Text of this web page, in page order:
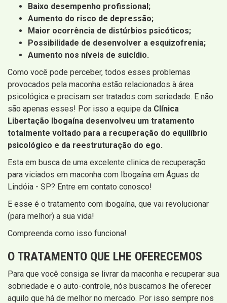
Baixo desempenho profissional;
Aumento do risco de depressão;
Maior ocorrência de distúrbios psicóticos;
Possibilidade de desenvolver a esquizofrenia;
Aumento nos níveis de suicídio.
Como você pode perceber, todos esses problemas
provocados pela maconha estão relacionados à área
psicológica e precisam ser tratados com seriedade. E não
são apenas esses! Por isso a equipe da Clínica
Libertação Ibogaína desenvolveu um tratamento
totalmente voltado para a recuperação do equilíbrio
psicológico e da reestruturação do ego.
Esta em busca de uma excelente clinica de recuperação
para viciados em maconha com Ibogaína em Águas de
Lindóia - SP? Entre em contato conosco!
E esse é o tratamento com ibogaína, que vai revolucionar
(para melhor) a sua vida!
Compreenda como isso funciona!
O TRATAMENTO QUE LHE OFERECEMOS
Para que você consiga se livrar da maconha e recuperar sua
sobriedade e o auto-controle, nós buscamos lhe oferecer
aquilo que há de melhor no mercado. Por isso sempre nos